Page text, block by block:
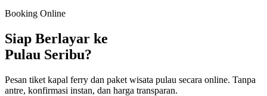
Booking Online
Siap Berlayar ke
Pulau Seribu?
Pesan tiket kapal ferry dan paket wisata pulau secara online. Tanpa
antre, konfirmasi instan, dan harga transparan.